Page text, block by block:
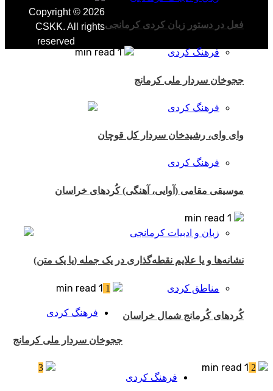
فعل در دستور زبان کردی کرمانجی
فرهنگ کردی
ججوخان سردار ملی کرمانج
1 min read
فرهنگ کردی
وای وای، رشیدخان سردار کل قوچان
فرهنگ کردی
موسیقی مقامی (آوایی، آهنگی) کُردهای خراسان
1 min read
زبان و ادبیات کرمانجی
نشانه‌ها و یا علایم نقطه‌گذاری در یک جمله (یا یک متن)
مناطق کردی
کُردهای کُرمانج شمال خراسان
1
1 min read
فرهنگ کردی
ججوخان سردار ملی کرمانج
2
1 min read
فرهنگ کردی
3
Copyright © 2026
CSKK. All rights
reserved